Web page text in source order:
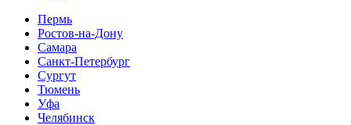
Пермь
Ростов-на-Дону
Самара
Санкт-Петербург
Сургут
Тюмень
Уфа
Челябинск